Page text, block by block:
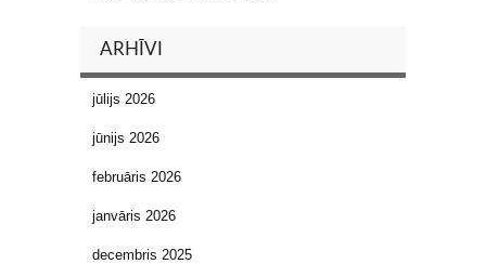
ARHĪVI
jūlijs 2026
jūnijs 2026
februāris 2026
janvāris 2026
decembris 2025